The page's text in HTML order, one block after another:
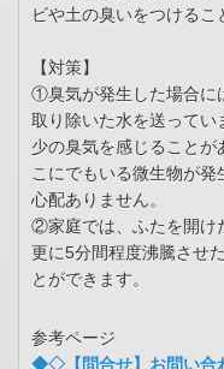
ビや土の臭いをつけるこ
【対策】
①臭気が発生した場合に
取り除いた水を送ってい
少の臭気を感じること
こにでもいる微生物が
心配ありません。
②家庭では、ふたを開け
更に5分間程度沸騰させ
とができます。
参考ページ
◆◇【問合せ】お問い